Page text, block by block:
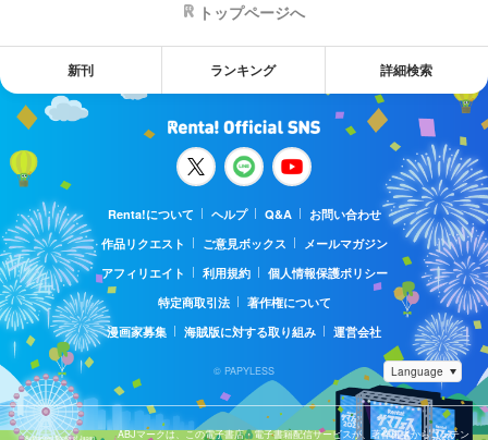
トップページへ
新刊 ランキング 詳細検索
Renta!について ヘルプ Q&A
お問い合わせ
作品リクエスト
ご意見ボックス
メールマガジン
アフィリエイト
利用規約
個人情報保護ポリシー
特定商取引法
著作権について
漫画家募集
海賊版に対する取り組み 運営会社
© PAPYLESS
ABJマークは、この電子書店・電子書籍配信サービスが、著作権者からコンテン